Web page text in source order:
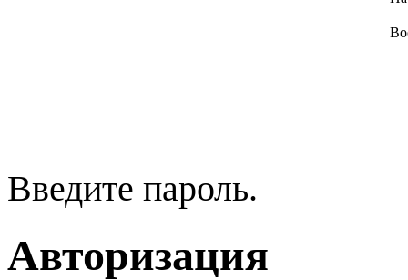
Введите пароль.
Авторизация